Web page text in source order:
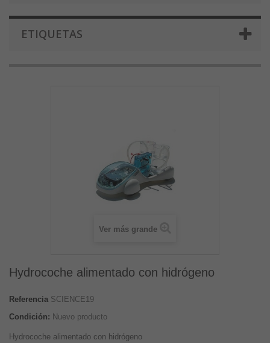
ETIQUETAS
Ver más grande
Hydrocoche alimentado con hidrógeno
Referencia SCIENCE19
Condición: Nuevo producto
Hydrocoche alimentado con hidrógeno